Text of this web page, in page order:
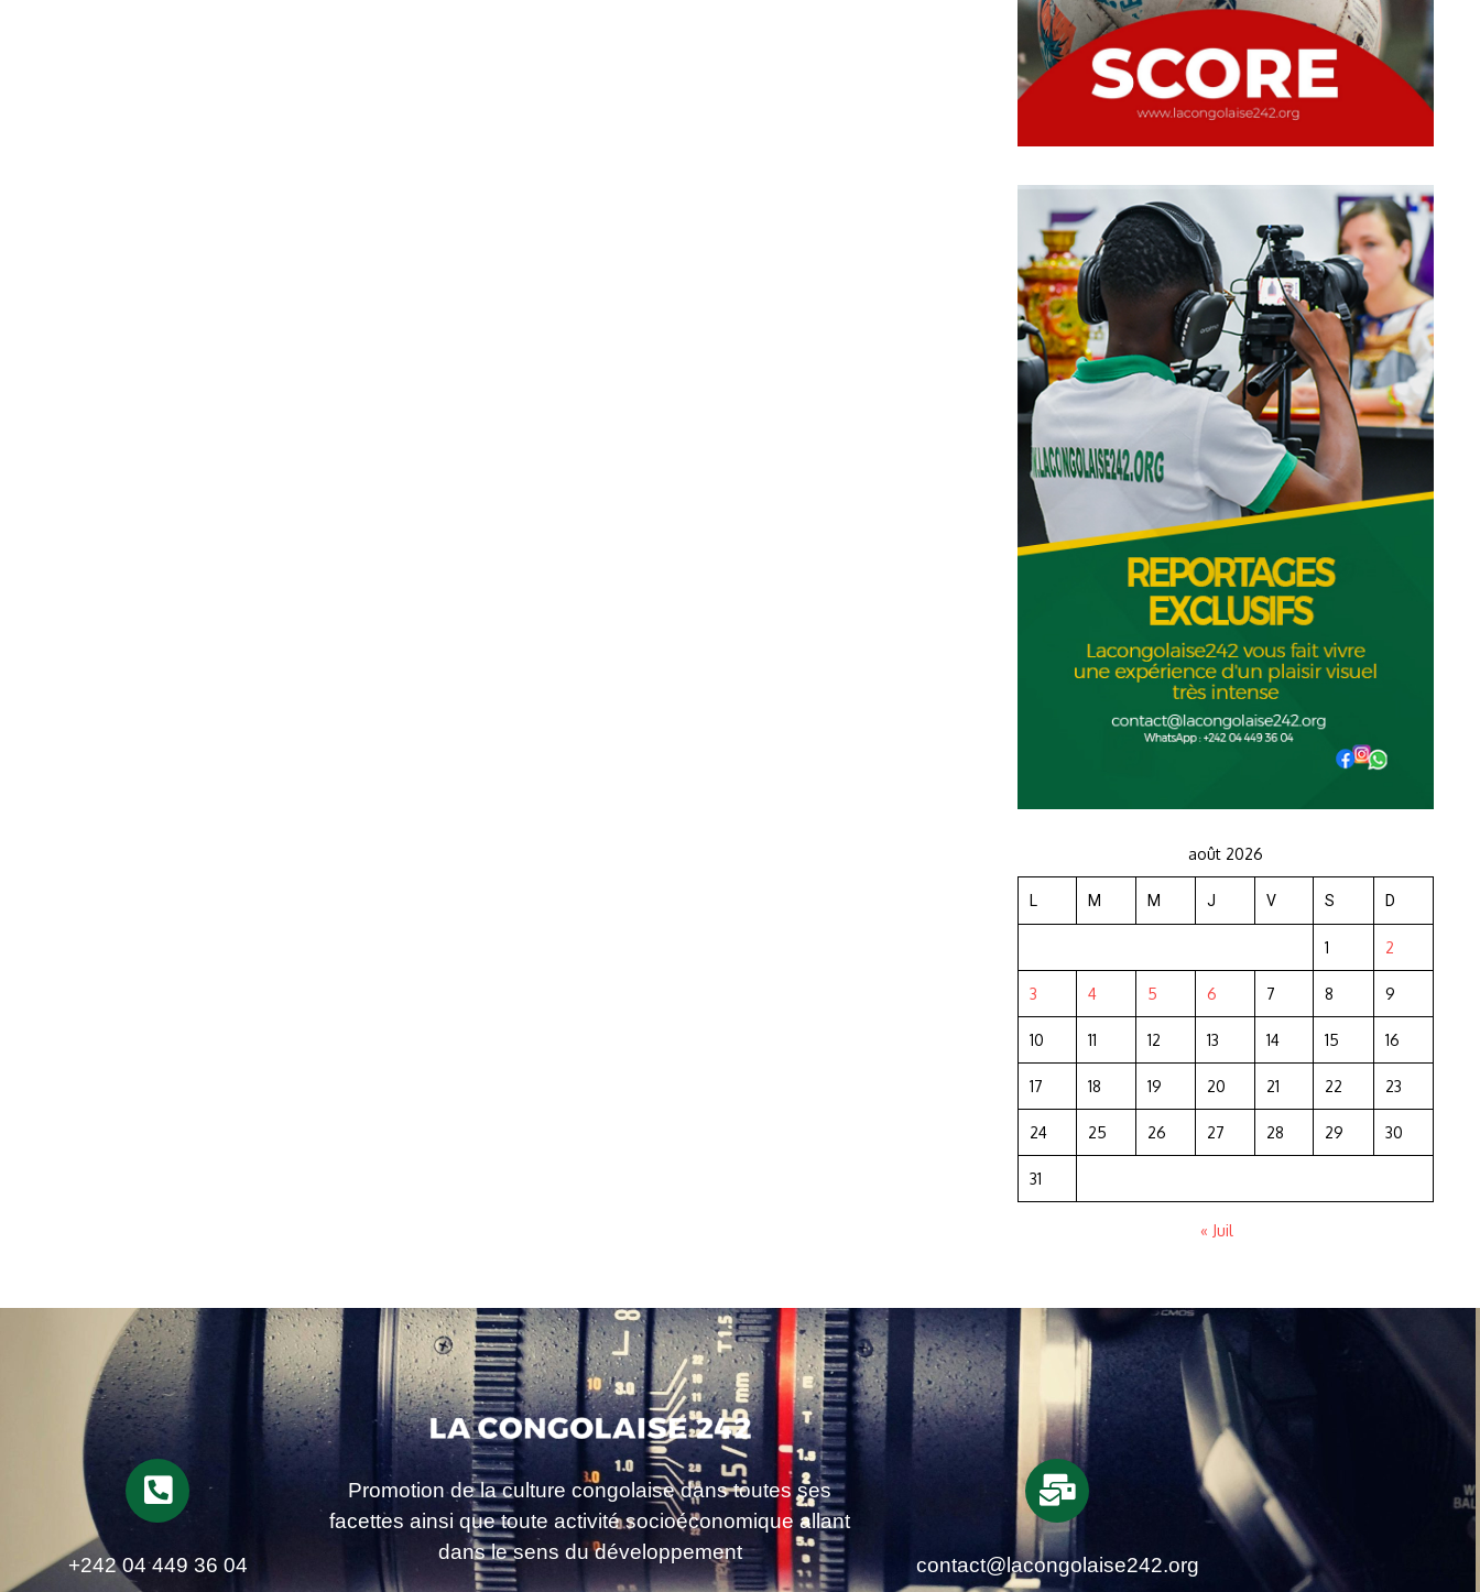
août 2026
L M M J V S D
1 2
3 4 5 6 7 8 9
10 11 12 13 14 15 16
17 18 19 20 21 22 23
24 25 26 27 28 29 30
31
« Juil
+242 04 449 36 04
Promotion de la culture congolaise dans toutes ses
facettes ainsi que toute activité socioéconomique allant
dans le sens du développement
contact@lacongolaise242.org